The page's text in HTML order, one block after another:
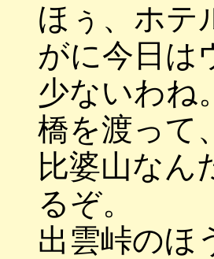
ほぅ、ホテ
がに今日は
少ないわね。
橋を渡って
比婆山なん
るぞ。
出雲峠のほ